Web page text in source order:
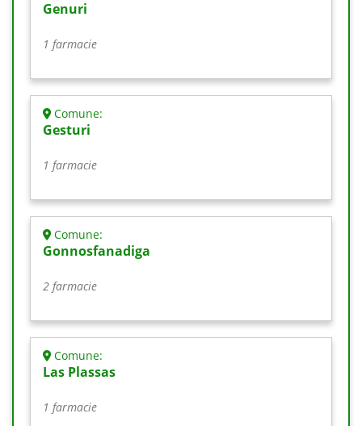
Genuri
1 farmacie
Comune:
Gesturi
1 farmacie
Comune:
Gonnosfanadiga
2 farmacie
Comune:
Las Plassas
1 farmacie